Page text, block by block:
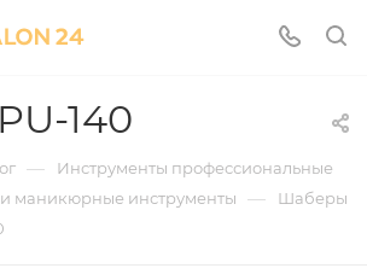
140
— Инструменты профессиональные
маникюрные инструменты — Шаберы